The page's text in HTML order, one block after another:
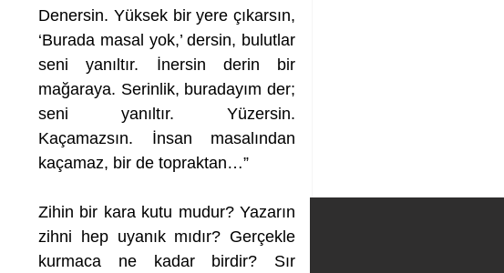
Denersin. Yüksek bir yere çıkarsın,
‘Burada masal yok,’ dersin, bulutlar
seni yanıltır. İnersin derin bir
mağaraya. Serinlik, buradayım der;
seni yanıltır. Yüzersin.
Kaçamazsın. İnsan masalından
kaçamaz, bir de topraktan…”
Zihin bir kara kutu mudur? Yazarın
zihni hep uyanık mıdır? Gerçekle
kurmaca ne kadar birdir? Sır